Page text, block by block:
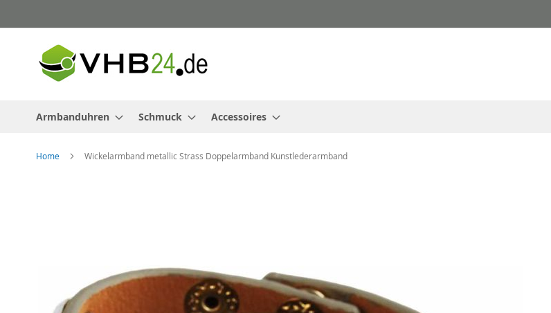
zum
Armbanduhren Schmuck Accessoires
Home Wickelarmband metallic Strass Doppelarmband Kunstlederarmband